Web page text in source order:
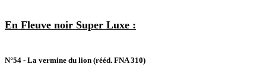
En Fleuve noir Super Luxe :
N°54 - La vermine du lion (rééd. FNA 310)